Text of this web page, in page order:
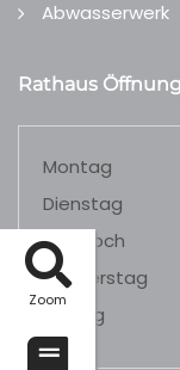
Zoom
Abwasserwerk
Rathaus
Montag
Dienstag
Mittwoch
Donnerstag
Freitag